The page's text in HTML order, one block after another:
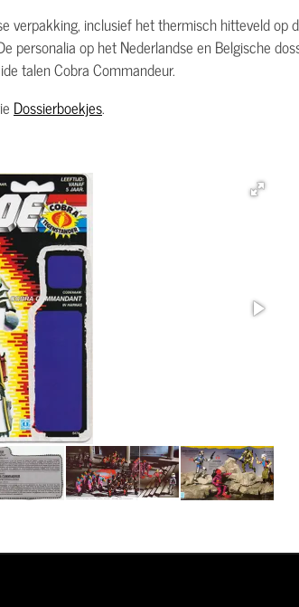
inclusief het thermisch hitteveld op
personalia op het Nederlandse en Belgische
talen Cobra Commandeur.
Dossierboekjes.